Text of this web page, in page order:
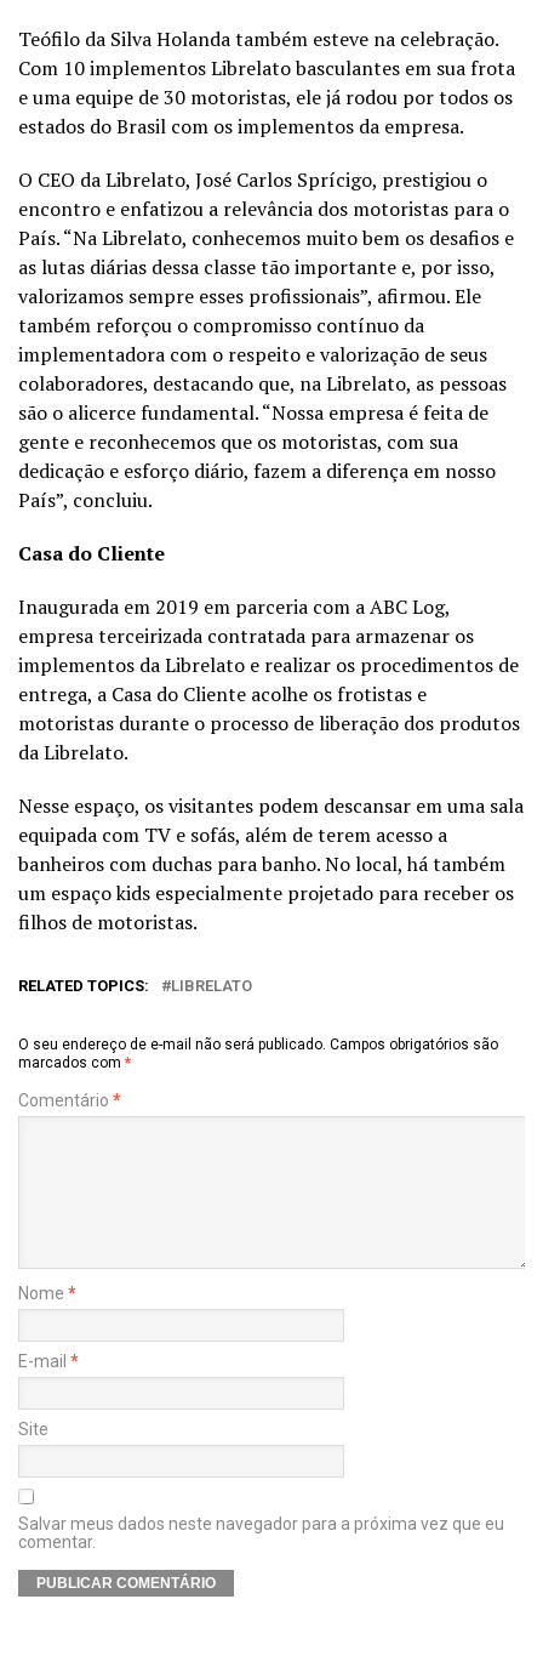
Teófilo da Silva Holanda também esteve na celebração.
Com 10 implementos Librelato basculantes em sua frota
e uma equipe de 30 motoristas, ele já rodou por todos os
estados do Brasil com os implementos da empresa.
O CEO da Librelato, José Carlos Sprícigo, prestigiou o
encontro e enfatizou a relevância dos motoristas para o
País. “Na Librelato, conhecemos muito bem os desafios e
as lutas diárias dessa classe tão importante e, por isso,
valorizamos sempre esses profissionais”, afirmou. Ele
também reforçou o compromisso contínuo da
implementadora com o respeito e valorização de seus
colaboradores, destacando que, na Librelato, as pessoas
são o alicerce fundamental. “Nossa empresa é feita de
gente e reconhecemos que os motoristas, com sua
dedicação e esforço diário, fazem a diferença em nosso
País”, concluiu.
Casa do Cliente
Inaugurada em 2019 em parceria com a ABC Log,
empresa terceirizada contratada para armazenar os
implementos da Librelato e realizar os procedimentos de
entrega, a Casa do Cliente acolhe os frotistas e
motoristas durante o processo de liberação dos produtos
da Librelato.
Nesse espaço, os visitantes podem descansar em uma sala
equipada com TV e sofás, além de terem acesso a
banheiros com duchas para banho. No local, há também
um espaço kids especialmente projetado para receber os
filhos de motoristas.
RELATED TOPICS: LIBRELATO
O seu endereço de e-mail não será publicado. Campos obrigatórios são
marcados com *
Comentário *
Nome *
E-mail *
Site
Salvar meus dados neste navegador para a próxima vez que eu
comentar.